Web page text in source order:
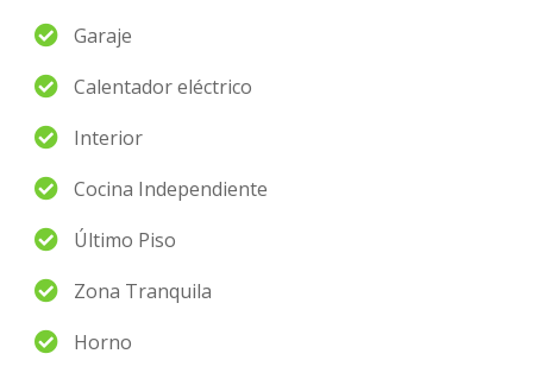
Garaje
Calentador eléctrico
Interior
Cocina Independiente
Último Piso
Zona Tranquila
Horno